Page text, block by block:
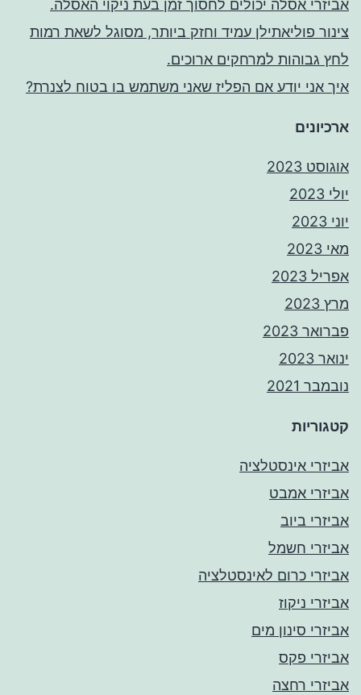
אביזרי אסלה יכולים לחסוך זמן בעת ניקוי האסלה.
צינור פוליאתילן עמיד וחזק ביותר, מסוגל לשאת רמות
לחץ גבוהות למרחקים ארוכים.
איך אני יודע אם הפליז שאני משתמש בו בטוח לצנרת?
ארכיונים
אוגוסט 2023
יולי 2023
יוני 2023
מאי 2023
אפריל 2023
מרץ 2023
פברואר 2023
ינואר 2023
נובמבר 2021
קטגוריות
אביזרי אינסטלציה
אביזרי אמבט
אביזרי ביוב
אביזרי חשמל
אביזרי כרום לאינסטלציה
אביזרי ניקוז
אביזרי סינון מים
אביזרי פקס
אביזרי רחצה